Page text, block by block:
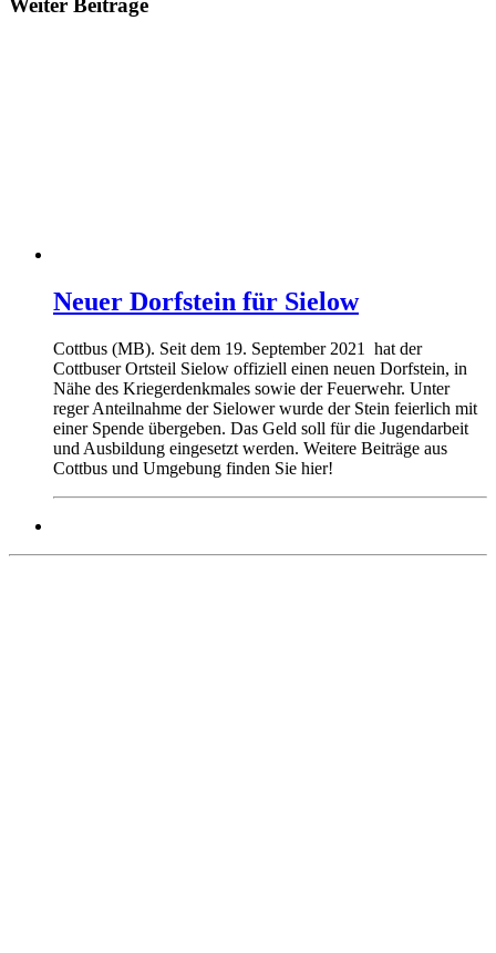
Weiter Beiträge
Neuer Dorfstein für Sielow
Cottbus (MB). Seit dem 19. September 2021 hat der
Cottbuser Ortsteil Sielow offiziell einen neuen Dorfstein, in
Nähe des Kriegerdenkmales sowie der Feuerwehr. Unter
reger Anteilnahme der Sielower wurde der Stein feierlich mit
einer Spende übergeben. Das Geld soll für die Jugendarbeit
und Ausbildung eingesetzt werden. Weitere Beiträge aus
Cottbus und Umgebung finden Sie hier!